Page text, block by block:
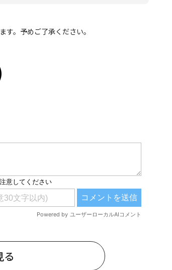
。予めご了承ください。
る